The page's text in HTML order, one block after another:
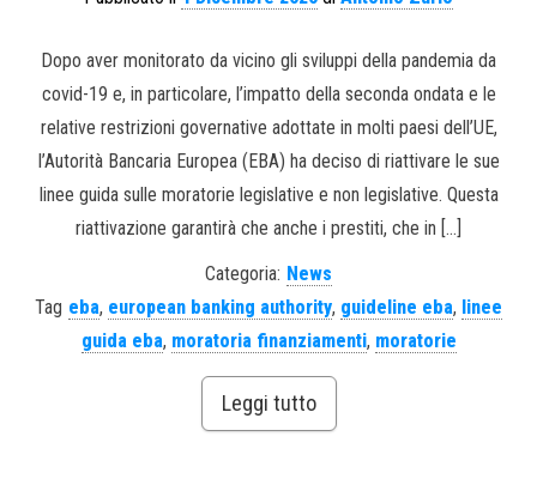
Dopo aver monitorato da vicino gli sviluppi della pandemia da
covid-19 e, in particolare, l’impatto della seconda ondata e le
relative restrizioni governative adottate in molti paesi dell’UE,
l’Autorità Bancaria Europea (EBA) ha deciso di riattivare le sue
linee guida sulle moratorie legislative e non legislative. Questa
riattivazione garantirà che anche i prestiti, che in […]
Categoria: News
Tag eba, european banking authority, guideline eba, linee
guida eba, moratoria finanziamenti, moratorie
Leggi tutto